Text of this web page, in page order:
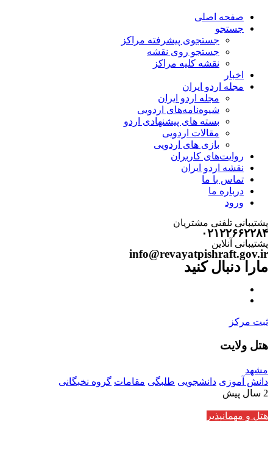
صفحه اصلی
جستجو
جستجوی پیشرفته مراکز
جستجو روی نقشه
نقشه کلیه مراکز
اخبار
مجله اردو ایران
مجله اردو ایران
شیوه‌نامه‌های اردویی
بسته های پیشنهادی اردو
مقالات اردویی
بازی های اردویی
روایت‌های کاربران
نقشه اردو ایران
تماس با ما
درباره ما
ورود
پشتیبانی تلفنی مشتریان
۰۲۱۲۲۶۶۲۲۸۴
پشتیبانی آنلاین
info@revayatpishraft.gov.ir
مارا دنبال کنید
ثبت مرکز
هتل ولایت
مشهد
دانش آموزی دانشجویی طلبگی مقامات گروه نخبگانی
2 سال پیش
هتل و مهمانپذیر